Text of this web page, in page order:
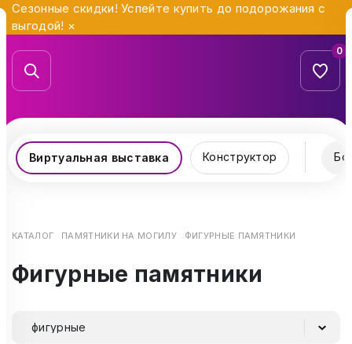
Сезонные скидки! Успейте купить до подорожания с
выгодой! ×
0
Виртуальная выставка Конструктор
КАТАЛОГ ПАМЯТНИКИ НА МОГИЛУ ФИГУРНЫЕ ПАМЯТНИКИ
Фигурные памятники
фигурные